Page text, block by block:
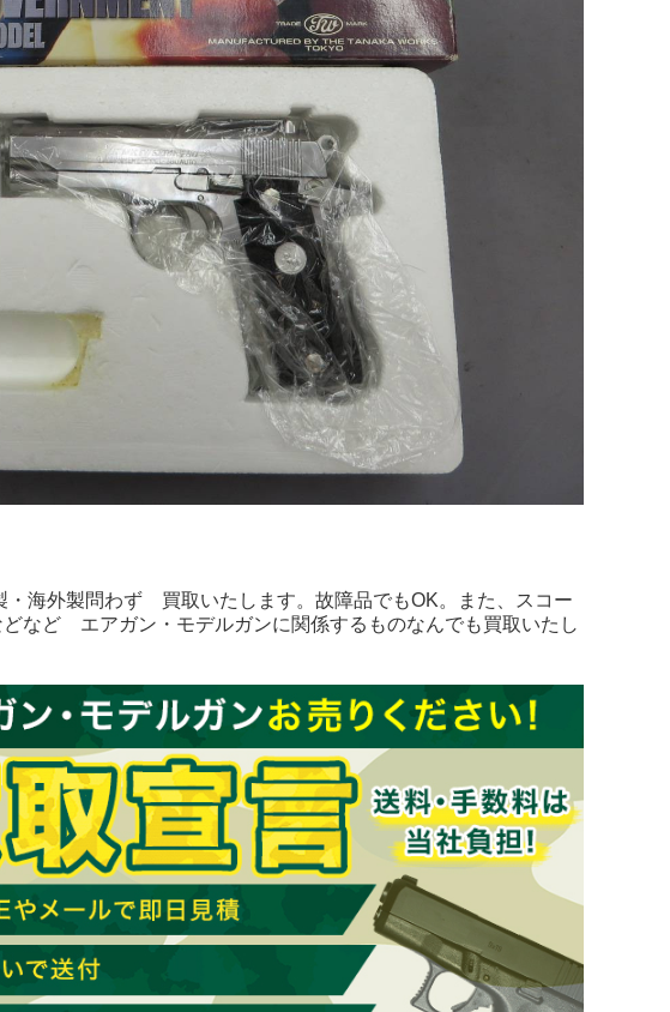
海外製問わず 買取いたします。故障品でもOK。また、スコー
など エアガン・モデルガンに関係するものなんでも買取いたし